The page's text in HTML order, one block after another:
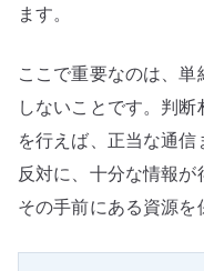
ます。
ここで重要なのは、
しないことです。判
を行えば、正当な通信
反対に、十分な情報が
その手前にある資源を